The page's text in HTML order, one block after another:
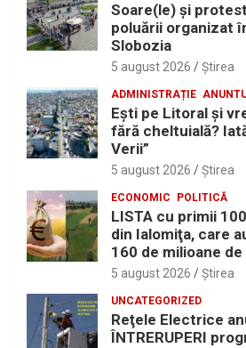
Soare(le) și
poluării organizat
Slobozia
5 august 2026 Ştirea
ADMINISTRAȚIE
Eşti pe Litoral şi
fără cheltuială?
Verii”
5 august 2026 Ştirea
ECONOMIC POLITICĂ
LISTA cu primii
din Ialomiţa, care
160 de milioane de
5 august 2026 Ştirea
UNCATEGORIZED
Reţele Electrice
ÎNTRERUPERI